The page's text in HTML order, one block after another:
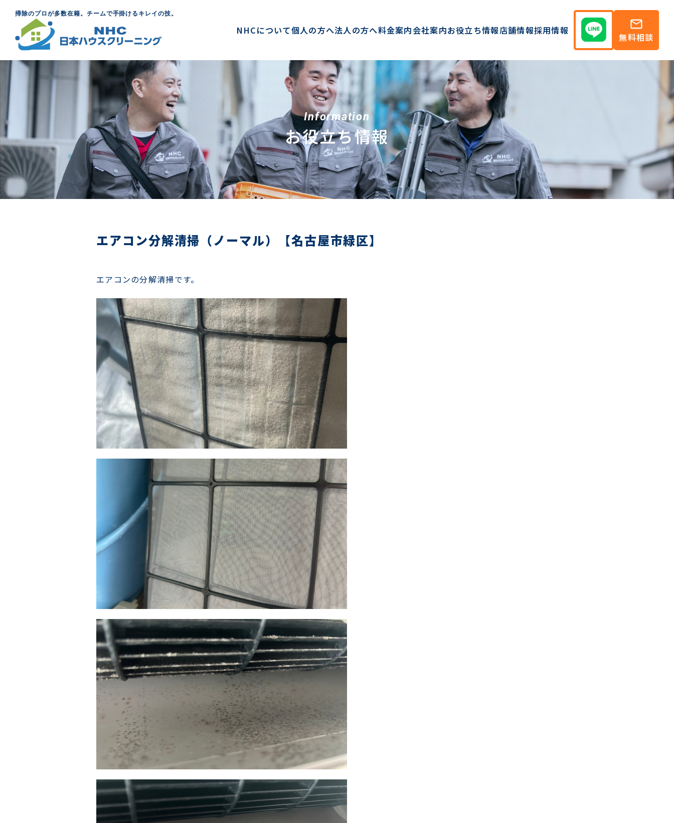
掃除のプロが多数在籍。チームで手掛けるキレイの技。
NHCについて個人の方へ法人の方へ料金案内会社案内お役立ち情報店舗情報採用情報 mail
無料相談
Information
お役立ち情報
エアコン分解清掃（ノーマル）【名古屋市緑区】
エアコンの分解清掃です。